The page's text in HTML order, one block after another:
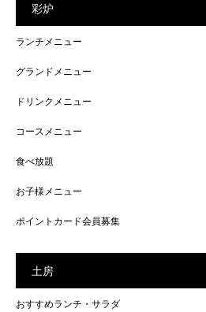
彩炉
ランチメニュー
グランドメニュー
ドリンクメニュー
コースメニュー
食べ放題
お子様メニュー
ポイントカード会員募集
土房
おすすめランチ・サラダ